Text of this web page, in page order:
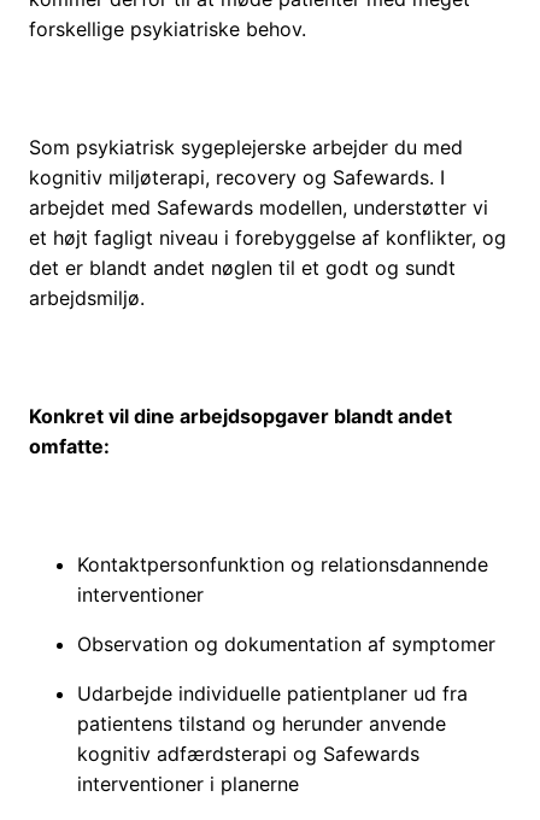
forskellige psykiatriske behov.
Som psykiatrisk sygeplejerske arbejder du med
kognitiv miljøterapi, recovery og Safewards. I
arbejdet med Safewards modellen, understøtter vi
et højt fagligt niveau i forebyggelse af konflikter, og
det er blandt andet nøglen til et godt og sundt
arbejdsmiljø.
Konkret vil dine arbejdsopgaver blandt andet
omfatte:
Kontaktpersonfunktion og relationsdannende
interventioner
Observation og dokumentation af symptomer
Udarbejde individuelle patientplaner ud fra
patientens tilstand og herunder anvende
kognitiv adfærdsterapi og Safewards
interventioner i planerne